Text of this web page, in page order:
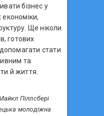
бізнес у
Ще ніколи
готових
стати
та
й життя.
Піллсбері
молодіжна